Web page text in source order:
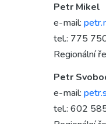
Petr Mikel
e-mail:
tel.: 775
Regionální
Petr
e-mail:
tel.: 602